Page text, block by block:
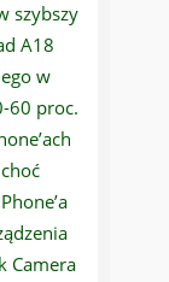
szybszy
A18
w
60 proc.
Camera